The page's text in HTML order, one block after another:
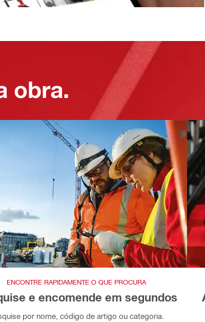
obra.
ENCONTRE RAPIDAMENTE O QUE PROCURA
e encomende em segundos
por nome, código de artigo ou categoria.